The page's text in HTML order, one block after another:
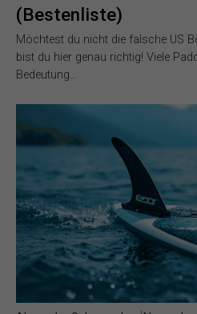
(Bestenliste)
Möchtest du nicht die falsche US
bist du hier genau richtig! Viele
Bedeutung…